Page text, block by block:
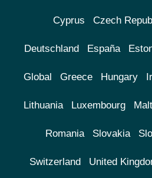
Cyprus Czech
Deutschland España
Global Greece Hungary
Lithuania Luxembourg
Romania Slovakia
Switzerland United